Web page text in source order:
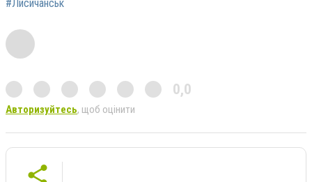
#Лисичанськ
0,0
Авторизуйтесь, щоб оцінити